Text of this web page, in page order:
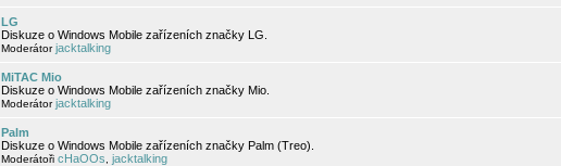
LG
Diskuze o Windows Mobile zařízeních značky LG.
Moderátorjacktalking
MiTAC Mio
Diskuze o Windows Mobile zařízeních značky Mio.
Moderátorjacktalking
Palm
Diskuze o Windows Mobile zařízeních značky Palm (Treo).
Moderátoři cHaOOs jacktalking